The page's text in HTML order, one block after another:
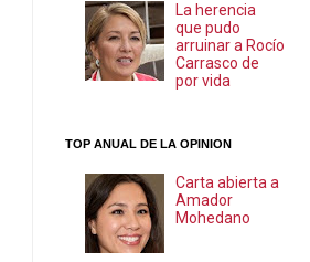
La herencia
que pudo
arruinar a Rocío
Carrasco de
por vida
TOP ANUAL DE LA OPINION
Carta abierta a
Amador
Mohedano